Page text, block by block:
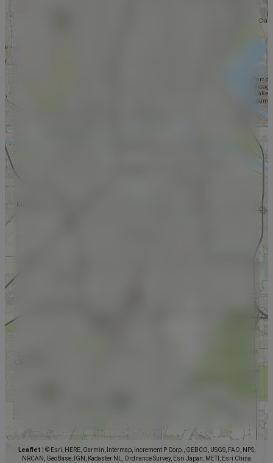
Leaflet
© Esri, HERE, Garmin, Intermap, increment P Corp., GEBCO, USGS, FAO, NPS,
NRCAN, GeoBase, IGN, Kadaster NL, Ordnance Survey, Esri Japan, METI, Esri China